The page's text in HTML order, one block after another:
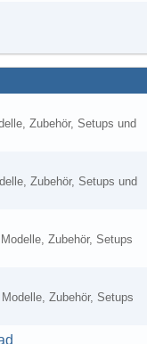
Zubehör, Setups und
Zubehör, Setups und
Zubehör, Setups
Zubehör, Setups